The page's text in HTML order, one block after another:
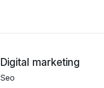
Digital marketing
Seo